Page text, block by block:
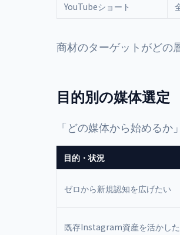
YouTubeショート
商材のターゲットがどの
目的別の媒体選定
「どの媒体から始めるか
目的・状況
ゼロから新規認知を広げたい
既存Instagram資産を活かし